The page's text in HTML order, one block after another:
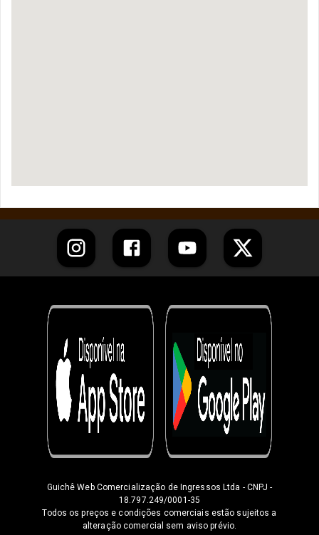
Guichê Web Comercialização de Ingressos Ltda - CNPJ -
18.797.249/0001-35
Todos os preços e condições comerciais estão sujeitos a
alteração comercial sem aviso prévio.